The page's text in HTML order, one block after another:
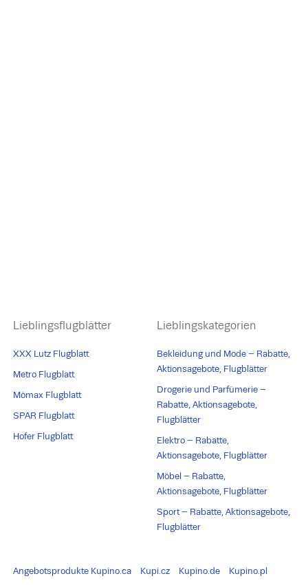
Lieblingsflugblätter
XXX Lutz Flugblatt
Metro Flugblatt
Mömax Flugblatt
SPAR Flugblatt
Hofer Flugblatt
Lieblingskategorien
Bekleidung und Mode – Rabatte,
Aktionsagebote, Flugblätter
Drogerie und Parfümerie –
Rabatte, Aktionsagebote,
Flugblätter
Elektro – Rabatte,
Aktionsagebote, Flugblätter
Möbel – Rabatte,
Aktionsagebote, Flugblätter
Sport – Rabatte, Aktionsagebote,
Flugblätter
Angebotsprodukte Kupino.ca Kupi.cz Kupino.de Kupino.pl